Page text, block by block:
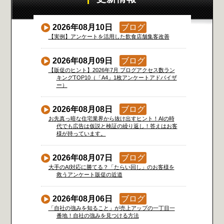
2026年08月10日 ブログ
【実例】アンケートを活用した飲食店舗集客改善
2026年08月09日 ブログ
【販促のヒント】2026年7月 ブログアクセス数ラン
キングTOP10（「A4」1枚アンケートアドバイザ
ー）
2026年08月08日 ブログ
お先真っ暗な住宅業界から抜け出すヒント！AIの時
代でも広告は仮説と検証の繰り返し！答えはお客
様が持っています。
2026年08月07日 ブログ
大手のAI対応に勝てる？「たらい回し」のお客様を
救うアンケート販促の近道
2026年08月06日 ブログ
「自社の強みを知ること」が売上アップの一丁目一
番地！自社の強みを見つける方法